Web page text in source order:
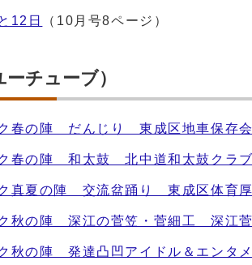
12日 （10月号8ページ）
チューブ）
春の陣 だんじり 東成区地車保存会
春の陣 和太鼓 北中道和太鼓クラブ
真夏の陣 交流盆踊り 東成区体育厚
秋の陣 深江の菅笠・菅細工 深江菅
秋の陣 発達凸凹アイドル＆エンタ